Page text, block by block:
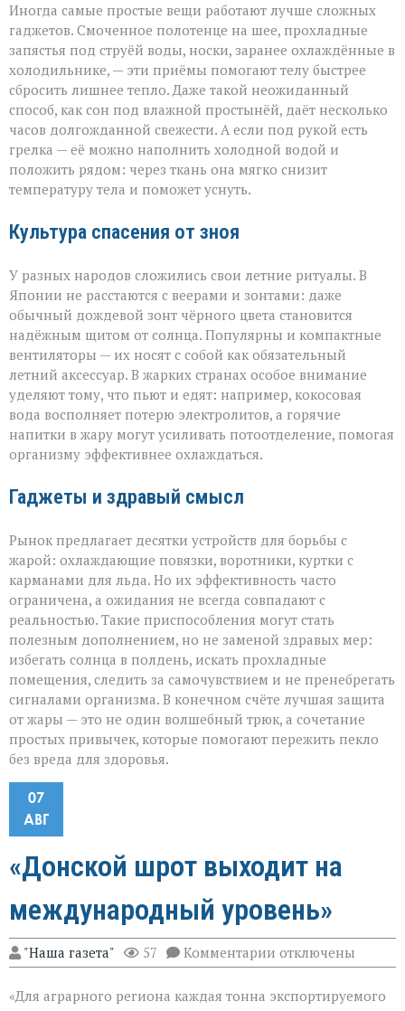
Иногда самые простые вещи работают лучше сложных
гаджетов. Смоченное полотенце на шее, прохладные
запястья под струёй воды, носки, заранее охлаждённые в
холодильнике, — эти приёмы помогают телу быстрее
сбросить лишнее тепло. Даже такой неожиданный
способ, как сон под влажной простынёй, даёт несколько
часов долгожданной свежести. А если под рукой есть
грелка — её можно наполнить холодной водой и
положить рядом: через ткань она мягко снизит
температуру тела и поможет уснуть.
Культура спасения от зноя
У разных народов сложились свои летние ритуалы. В
Японии не расстаются с веерами и зонтами: даже
обычный дождевой зонт чёрного цвета становится
надёжным щитом от солнца. Популярны и компактные
вентиляторы — их носят с собой как обязательный
летний аксессуар. В жарких странах особое внимание
уделяют тому, что пьют и едят: например, кокосовая
вода восполняет потерю электролитов, а горячие
напитки в жару могут усиливать потоотделение, помогая
организму эффективнее охлаждаться.
Гаджеты и здравый смысл
Рынок предлагает десятки устройств для борьбы с
жарой: охлаждающие повязки, воротники, куртки с
карманами для льда. Но их эффективность часто
ограничена, а ожидания не всегда совпадают с
реальностью. Такие приспособления могут стать
полезным дополнением, но не заменой здравых мер:
избегать солнца в полдень, искать прохладные
помещения, следить за самочувствием и не пренебрегать
сигналами организма. В конечном счёте лучшая защита
от жары — это не один волшебный трюк, а сочетание
простых привычек, которые помогают пережить пекло
без вреда для здоровья.
07
АВГ
«Донской шрот выходит на
международный уровень»
"Наша газета" 57 Комментарии к
записи
шрот
отключены
«Для аграрного региона каждая тонна экспортируемого